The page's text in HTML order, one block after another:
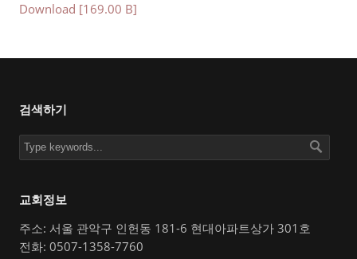
Download [169.00 B]
검색하기
교회정보
주소: 서울 관악구 인헌동 181-6 현대아파트상가 301호
전화: 0507-1358-7760